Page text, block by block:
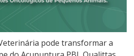
pode transformar a